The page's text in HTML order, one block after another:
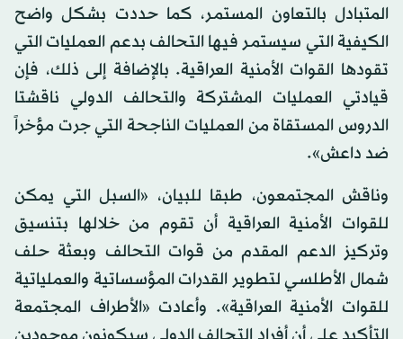
المتبادل بالتعاون المستمـر، كما حددت بشكل واضح
الكيفية التي سيستمـر فيها التحالف بدعم العمليات التي
تقودها القوات الأمنية العراقية. بالإضافة إلى ذلك، فإن
قيادتي العمليات المشتركة والتحالف الدولي ناقشتا
الدروس المستقاة من العمليات الناجحة التي جرت مؤخراً
ضد داعش».
وناقش المجتمعون، طبقا للبيان، «السبل التي يمكن
للقوات الأمنية العراقية أن تقوم من خلالها بتنسيق
وتركيز الدعم المقدم من قوات التحالف وبعثة حلف
شمال الأطلسـي لتطوير القدرات المؤسساتية والعملياتية
للقوات الأمنية العراقية». وأعادت «الأطراف المجتمعة